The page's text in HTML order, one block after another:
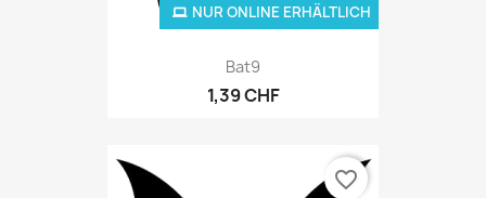
Bat9
1,39 CHF
NUR ONLINE ERHÄLTLICH
favorite_border